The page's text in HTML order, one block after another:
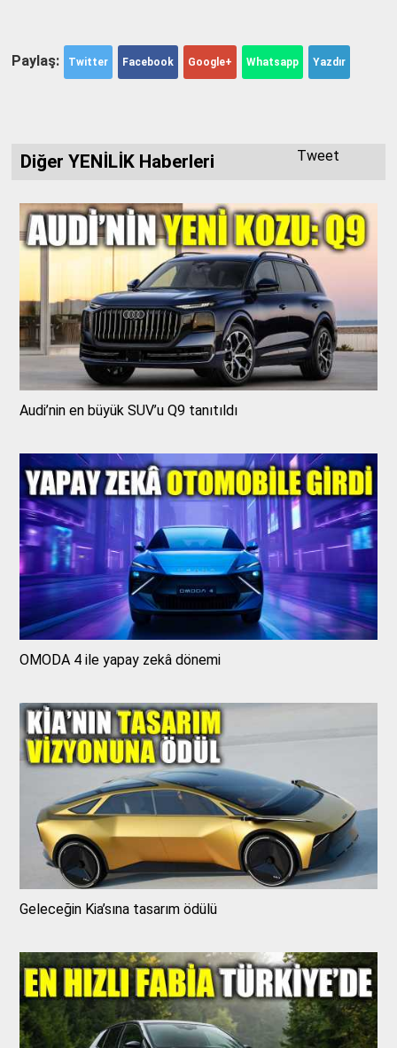
Paylaş: Twitter Facebook Google+ Whatsapp Yazdır
Tweet
Diğer YENİLİK Haberleri
Audi’nin en büyük SUV’u Q9 tanıtıldı
OMODA 4 ile yapay zekâ dönemi
Geleceğin Kia’sına tasarım ödülü